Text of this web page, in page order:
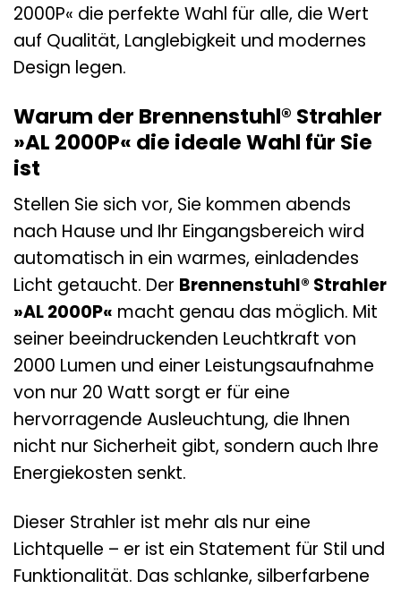
2000P« die perfekte Wahl für alle, die Wert
auf Qualität, Langlebigkeit und modernes
Design legen.
Warum der Brennenstuhl® Strahler
»AL 2000P« die ideale Wahl für Sie
ist
Stellen Sie sich vor, Sie kommen abends
nach Hause und Ihr Eingangsbereich wird
automatisch in ein warmes, einladendes
Licht getaucht. Der Brennenstuhl® Strahler
»AL 2000P« macht genau das möglich. Mit
seiner beeindruckenden Leuchtkraft von
2000 Lumen und einer Leistungsaufnahme
von nur 20 Watt sorgt er für eine
hervorragende Ausleuchtung, die Ihnen
nicht nur Sicherheit gibt, sondern auch Ihre
Energiekosten senkt.
Dieser Strahler ist mehr als nur eine
Lichtquelle – er ist ein Statement für Stil und
Funktionalität. Das schlanke, silberfarbene